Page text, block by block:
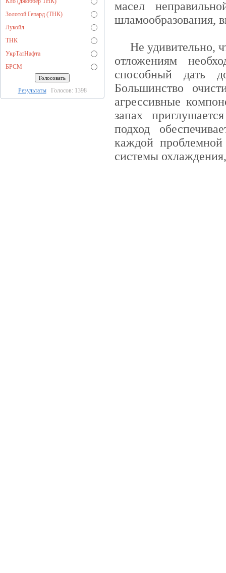
Золотой Гепард (ТНК)
Лукойл
ТНК
УкрТатНафта
БРСМ
РезультатыГолосов: 1398
масел
шламообразования,
Не удивительно,
отложениям
способный дать
Большинство
агрессивные
запах
подход
каждой
системы